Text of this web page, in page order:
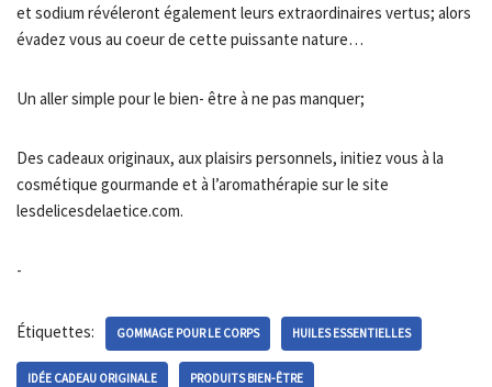
et sodium révéleront également leurs extraordinaires vertus; alors
évadez vous au coeur de cette puissante nature…
Un aller simple pour le bien- être à ne pas manquer;
Des cadeaux originaux, aux plaisirs personnels, initiez vous à la
cosmétique gourmande et à l’aromathérapie sur le site
lesdelicesdelaetice.com.
-
Étiquettes: GOMMAGE POUR LE CORPS HUILES ESSENTIELLES
IDÉE CADEAU ORIGINALE PRODUITS BIEN-ÊTRE